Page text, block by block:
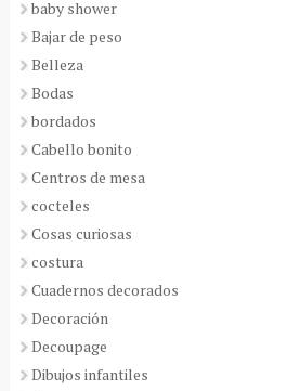
baby shower
Bajar de peso
Belleza
Bodas
bordados
Cabello bonito
Centros de mesa
cocteles
Cosas curiosas
costura
Cuadernos decorados
Decoración
Decoupage
Dibujos infantiles